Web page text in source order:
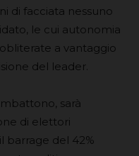
di facciata nessuno
le cui autonomia
a vantaggio
del leader.
sarà
di elettori
barrage del 42%